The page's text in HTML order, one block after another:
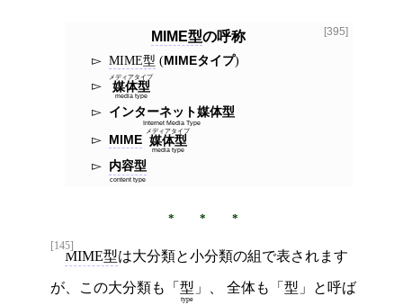
[395]
MIME型の呼称
MIME型 (MIMEタイプ)
媒体型
メディアタイプ
media type
インターネット媒体型
Internet Media Type
MIME 媒体型
メディアタイプ
media type
内容型
content type
[145]
MIME型は大分類と小分類の組で表されます
が、この大分類も「 型
type
」、 全体も「型」と呼ば